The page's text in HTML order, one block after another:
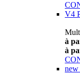
V4
à
à
new